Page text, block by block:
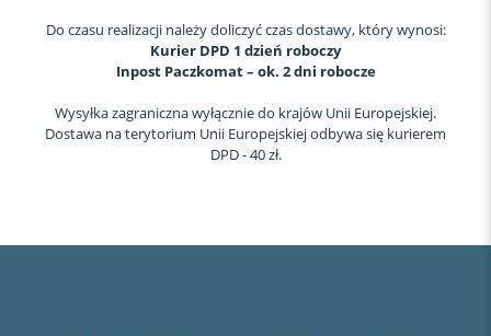
Do czasu realizacji należy doliczyć czas dostawy, który wynosi:
Kurier DPD 1 dzień roboczy
Inpost Paczkomat – ok. 2 dni robocze
Wysyłka zagraniczna wyłącznie do krajów Unii Europejskiej.
Dostawa na terytorium Unii Europejskiej odbywa się kurierem
DPD - 40 zł.